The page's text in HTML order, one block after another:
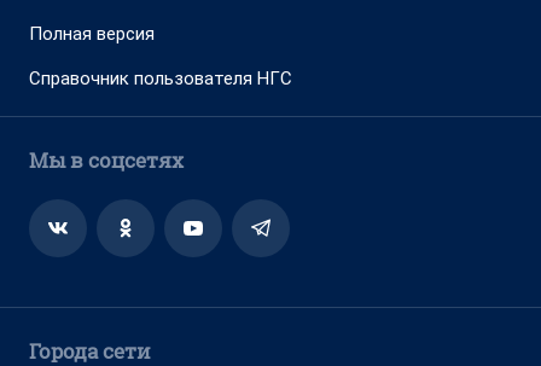
Полная версия
Справочник пользователя НГС
Мы в соцсетях
Города сети